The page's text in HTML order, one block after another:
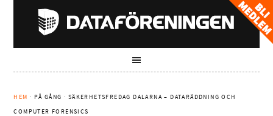
HEM · PÅ GÅNG · SÄKERHETSFREDAG DALARNA – DATARÄDDNING OCH
COMPUTER FORENSICS